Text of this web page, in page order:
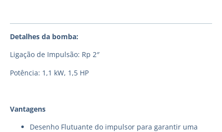
Detalhes da bomba:
Ligação de Impulsão: Rp 2″
Potência: 1,1 kW, 1,5 HP
Vantagens
Desenho Flutuante do impulsor para garantir uma